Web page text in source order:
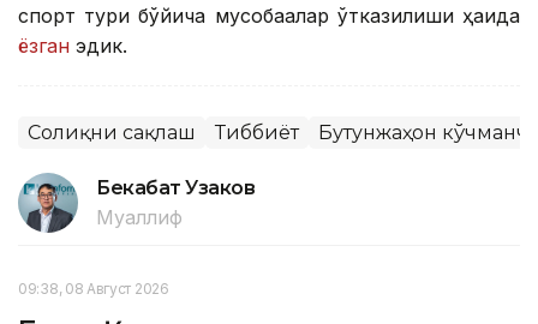
спорт тури бўйича мусобақалар ўтказилиши ҳақида
ёзган эдик.
Соғлиқни сақлаш Тиббиёт Бутунжаҳон
Бекабат Узаков
Муаллиф
09:38, 08 Август 2026